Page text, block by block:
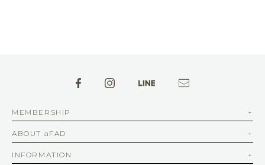
MEMBERSHIP
ABOUT aFAD
INFORMATION